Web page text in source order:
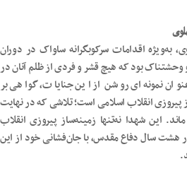
به‌ویژه اقدامات سرکوبگرانه ساواک در دوران
وحشتناک بود که هیچ قشر و فردی از ظلم آنان در
نمونه‌ای روشن از این جنایات، گواهی بر
پیروزی انقلاب اسلامی است؛ تلاشی که در نهایت
این شهدا نه‌تنها زمینه‌ساز پیروزی انقلاب
هشت سال دفاع مقدس، با جان‌فشانی خود از این